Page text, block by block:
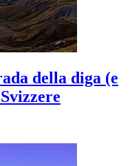
della diga (e